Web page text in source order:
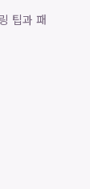
팁과 패